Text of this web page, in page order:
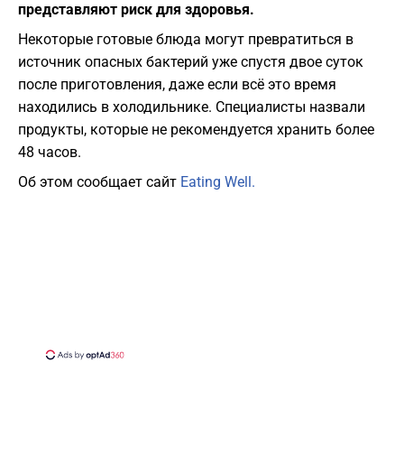
представляют риск для здоровья.
Некоторые готовые блюда могут превратиться в
источник опасных бактерий уже спустя двое суток
после приготовления, даже если всё это время
находились в холодильнике. Специалисты назвали
продукты, которые не рекомендуется хранить более
48 часов.
Об этом сообщает сайт Eating Well.